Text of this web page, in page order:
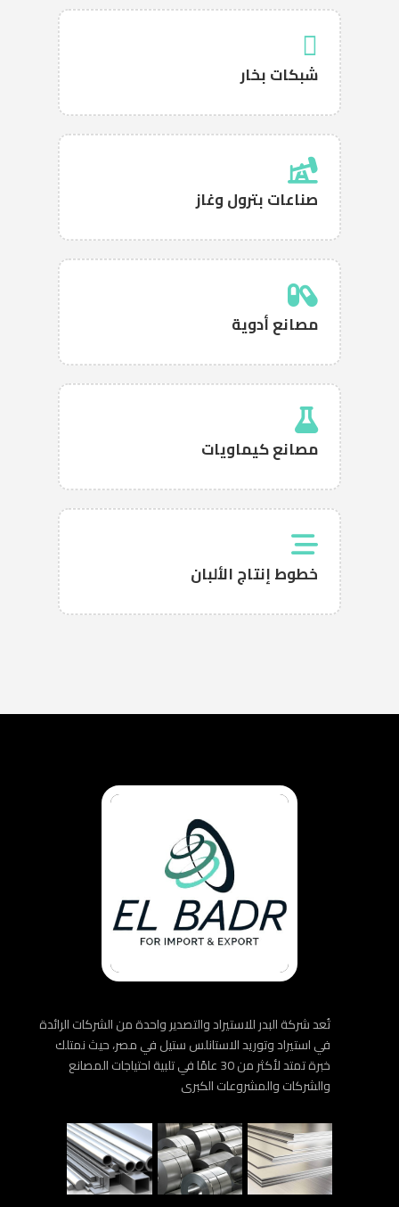
شبكات بخار
صناعات بترول وغاز
مصانع أدوية
مصانع كيماويات
خطوط إنتاج الألبان
تُعد شركة البدر للاستيراد والتصدير واحدة من الشركات الرائدة
في استيراد وتوريد الاستانلس ستيل في مصر، حيث نمتلك
خبرة تمتد لأكثر من 30 عامًا في تلبية احتياجات المصانع
والشركات والمشروعات الكبرى